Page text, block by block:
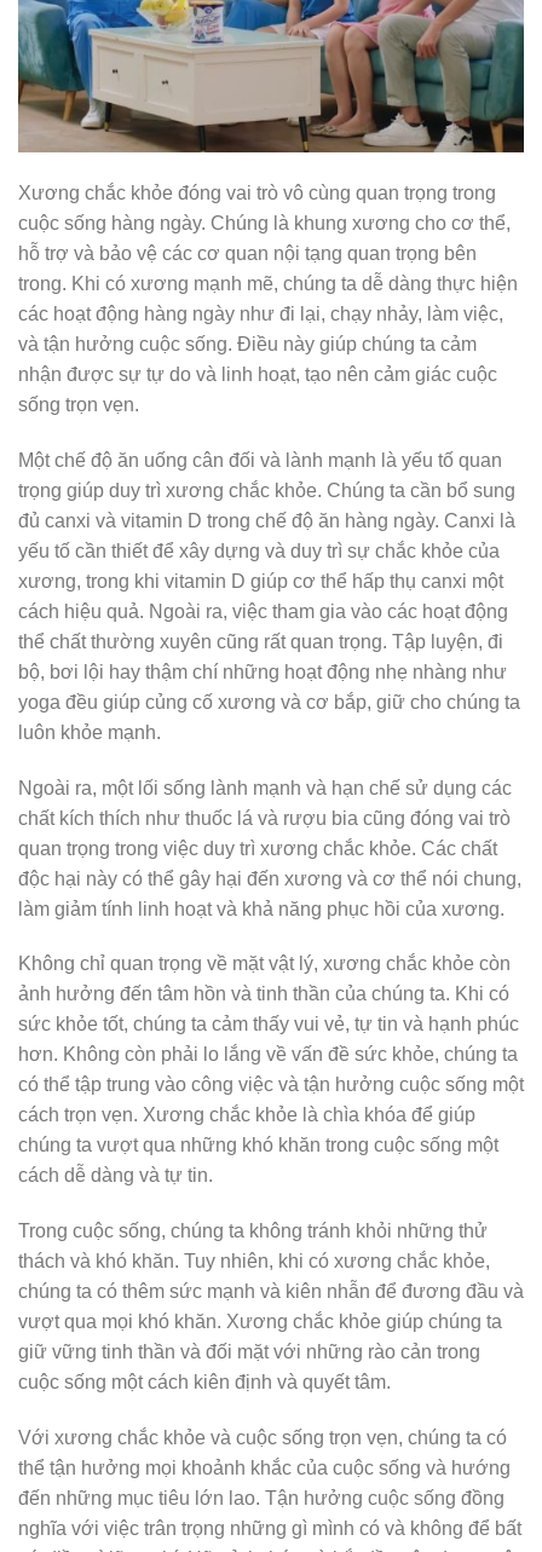
Xương chắc khỏe đóng vai trò vô cùng quan trọng trong
cuộc sống hàng ngày. Chúng là khung xương cho cơ thể,
hỗ trợ và bảo vệ các cơ quan nội tạng quan trọng bên
trong. Khi có xương mạnh mẽ, chúng ta dễ dàng thực hiện
các hoạt động hàng ngày như đi lại, chạy nhảy, làm việc,
và tận hưởng cuộc sống. Điều này giúp chúng ta cảm
nhận được sự tự do và linh hoạt, tạo nên cảm giác cuộc
sống trọn vẹn.
Một chế độ ăn uống cân đối và lành mạnh là yếu tố quan
trọng giúp duy trì xương chắc khỏe. Chúng ta cần bổ sung
đủ canxi và vitamin D trong chế độ ăn hàng ngày. Canxi là
yếu tố cần thiết để xây dựng và duy trì sự chắc khỏe của
xương, trong khi vitamin D giúp cơ thể hấp thụ canxi một
cách hiệu quả. Ngoài ra, việc tham gia vào các hoạt động
thể chất thường xuyên cũng rất quan trọng. Tập luyện, đi
bộ, bơi lội hay thậm chí những hoạt động nhẹ nhàng như
yoga đều giúp củng cố xương và cơ bắp, giữ cho chúng ta
luôn khỏe mạnh.
Ngoài ra, một lối sống lành mạnh và hạn chế sử dụng các
chất kích thích như thuốc lá và rượu bia cũng đóng vai trò
quan trọng trong việc duy trì xương chắc khỏe. Các chất
độc hại này có thể gây hại đến xương và cơ thể nói chung,
làm giảm tính linh hoạt và khả năng phục hồi của xương.
Không chỉ quan trọng về mặt vật lý, xương chắc khỏe còn
ảnh hưởng đến tâm hồn và tinh thần của chúng ta. Khi có
sức khỏe tốt, chúng ta cảm thấy vui vẻ, tự tin và hạnh phúc
hơn. Không còn phải lo lắng về vấn đề sức khỏe, chúng ta
có thể tập trung vào công việc và tận hưởng cuộc sống một
cách trọn vẹn. Xương chắc khỏe là chìa khóa để giúp
chúng ta vượt qua những khó khăn trong cuộc sống một
cách dễ dàng và tự tin.
Trong cuộc sống, chúng ta không tránh khỏi những thử
thách và khó khăn. Tuy nhiên, khi có xương chắc khỏe,
chúng ta có thêm sức mạnh và kiên nhẫn để đương đầu và
vượt qua mọi khó khăn. Xương chắc khỏe giúp chúng ta
giữ vững tinh thần và đối mặt với những rào cản trong
cuộc sống một cách kiên định và quyết tâm.
Với xương chắc khỏe và cuộc sống trọn vẹn, chúng ta có
thể tận hưởng mọi khoảnh khắc của cuộc sống và hướng
đến những mục tiêu lớn lao. Tận hưởng cuộc sống đồng
nghĩa với việc trân trọng những gì mình có và không để bất